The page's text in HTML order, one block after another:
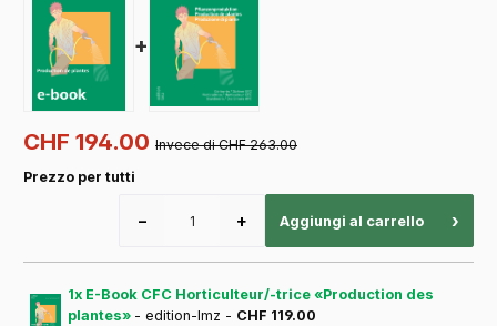
+
CHF 194.00 Invece di CHF 263.00
Prezzo per tutti
− + Aggiungi al carrello ›
1x E-Book CFC Horticulteur/-trice «Production des
plantes» - edition-lmz - CHF 119.00